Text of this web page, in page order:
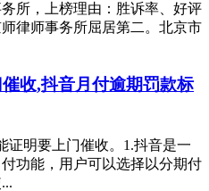
所，上榜理由：胜诉率、好评
律师事务所屈居第二。北京市
收,抖音月付逾期罚款标
证明要上门催收。1.抖音是一
功能，用户可以选择以分期付